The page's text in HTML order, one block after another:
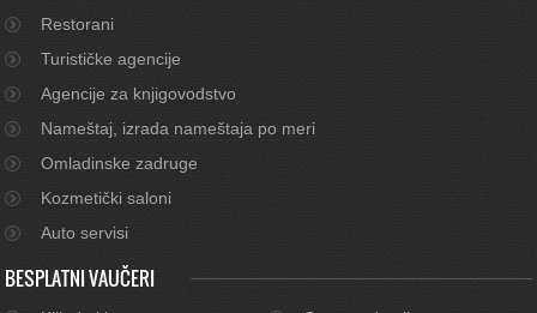
Restorani
Turističke agencije
Agencije za knjigovodstvo
Nameštaj, izrada nameštaja po meri
Omladinske zadruge
Kozmetički saloni
Auto servisi
BESPLATNI VAUČERI